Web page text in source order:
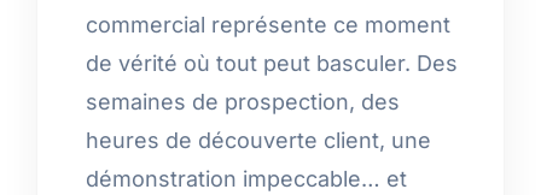
commercial représente ce moment
de vérité où tout peut basculer. Des
semaines de prospection, des
heures de découverte client, une
démonstration impeccable… et